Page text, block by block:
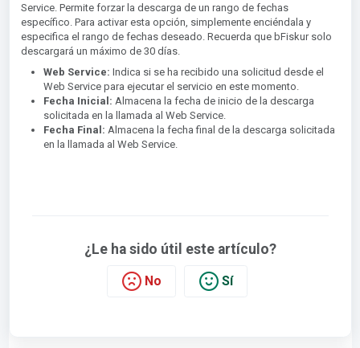
Service. Permite forzar la descarga de un rango de fechas
específico. Para activar esta opción, simplemente enciéndala y
especifica el rango de fechas deseado. Recuerda que bFiskur solo
descargará un máximo de 30 días.
Web Service: Indica si se ha recibido una solicitud desde el
Web Service para ejecutar el servicio en este momento.
Fecha Inicial: Almacena la fecha de inicio de la descarga
solicitada en la llamada al Web Service.
Fecha Final: Almacena la fecha final de la descarga solicitada
en la llamada al Web Service.
¿Le ha sido útil este artículo?
No Sí